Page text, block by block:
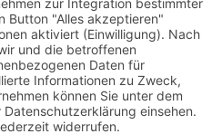
-Impressum Datenschutz